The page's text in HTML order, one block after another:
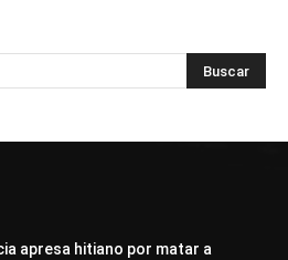
apresa hitiano por matar a